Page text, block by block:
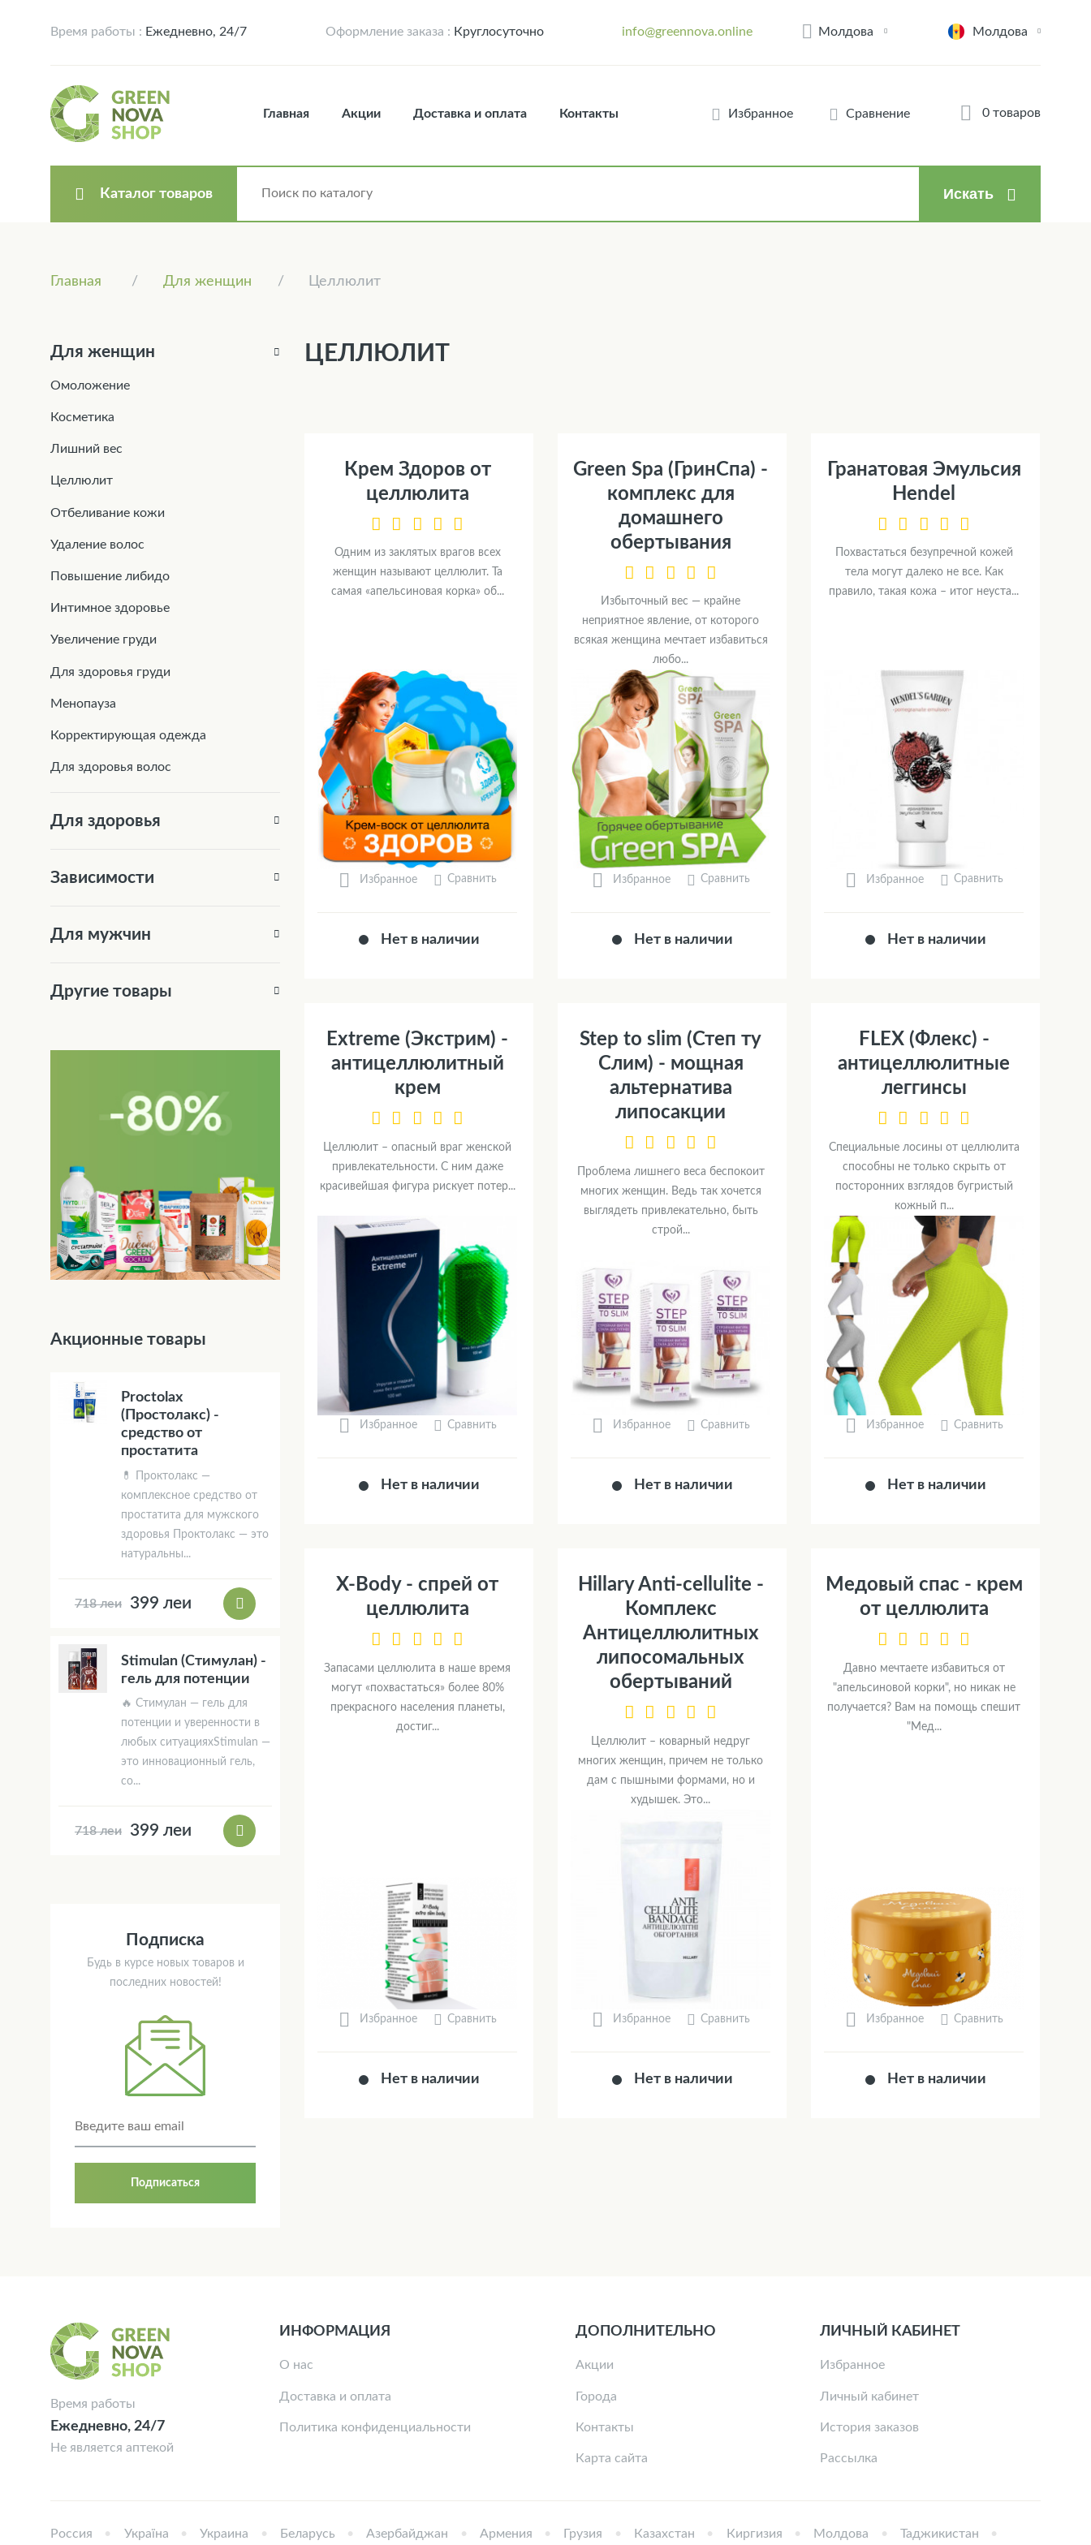
Время работы : Ежедневно, 24/7 Оформление заказа : Круглосуточно info@greennova.online Молдова Молдова
Главная Акции Доставка и оплата Контакты Избранное Сравнение 0 товаров
Каталог товаров Искать
Главная Для женщин Целлюлит
ЦЕЛЛЮЛИТ
Крем Здоров от
целлюлита
Одним из заклятых врагов всех
женщин называют целлюлит. Та
самая «апельсиновая корка» об...
Избранное Сравнить
Нет в наличии
Green Spa (ГринСпа) -
комплекс для
домашнего
обертывания
Избыточный вес — крайне
неприятное явление, от которого
всякая женщина мечтает избавиться
любо...
Избранное Сравнить
Нет в наличии
Гранатовая Эмульсия
Hendel
Похвастаться безупречной кожей
тела могут далеко не все. Как
правило, такая кожа – итог неуста...
Избранное Сравнить
Нет в наличии
Extreme (Экстрим) -
антицеллюлитный
крем
Целлюлит – опасный враг женской
привлекательности. С ним даже
красивейшая фигура рискует потер...
Избранное Сравнить
Нет в наличии
Step to slim (Степ ту
Слим) - мощная
альтернатива
липосакции
Проблема лишнего веса беспокоит
многих женщин. Ведь так хочется
выглядеть привлекательно, быть
строй...
Избранное Сравнить
Нет в наличии
FLEX (Флекс) -
антицеллюлитные
леггинсы
Специальные лосины от целлюлита
способны не только скрыть от
посторонних взглядов бугристый
кожный п...
Избранное Сравнить
Нет в наличии
X-Body - спрей от
целлюлита
Запасами целлюлита в наше время
могут «похвастаться» более 80%
прекрасного населения планеты,
достиг...
Избранное Сравнить
Нет в наличии
Hillary Anti-cellulite -
Комплекс
Антицеллюлитных
липосомальных
обертываний
Целлюлит – коварный недруг
многих женщин, причем не только
дам с пышными формами, но и
худышек. Это...
Избранное Сравнить
Нет в наличии
Медовый спас - крем
от целлюлита
Давно мечтаете избавиться от
"апельсиновой корки", но никак не
получается? Вам на помощь спешит
"Мед...
Избранное Сравнить
Нет в наличии
Для женщин
Омоложение
Косметика
Лишний вес
Целлюлит
Отбеливание кожи
Удаление волос
Повышение либидо
Интимное здоровье
Увеличение груди
Для здоровья груди
Менопауза
Корректирующая одежда
Для здоровья волос
Для здоровья
Зависимости
Для мужчин
Другие товары
Акционные товары
Proctolax
(Простолакс) -
средство от
простатита
💊 Проктолакс —
комплексное средство от
простатита для мужского
здоровья Проктолакс — это
натуральны...
718 леи 399 леи
Stimulan (Стимулан) -
гель для потенции
🔥 Стимулан — гель для
потенции и уверенности в
любых ситуацияхStimulan —
это инновационный гель,
со...
718 леи 399 леи
Подписка
Будь в курсе новых товаров и
последних новостей!
Подписаться
Время работы
Ежедневно, 24/7
Не является аптекой
ИНФОРМАЦИЯ
О нас
Доставка и оплата
Политика конфиденциальности
ДОПОЛНИТЕЛЬНО
Акции
Города
Контакты
Карта сайта
ЛИЧНЫЙ КАБИНЕТ
Избранное
Личный кабинет
История заказов
Рассылка
Россия Україна Украина Беларусь Азербайджан Армения Грузия Казахстан Киргизия Молдова Таджикистан